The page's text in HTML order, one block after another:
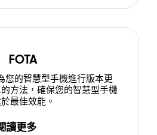
FOTA
您的智慧型手機進行版本更
方法，確保您的智慧型手機
最佳效能。
讀更多